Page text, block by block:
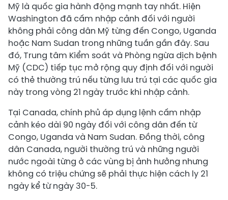
Mỹ là quốc gia hành động mạnh tay nhất. Hiện
Washington đã cấm nhập cảnh đối với người
không phải công dân Mỹ từng đến Congo, Uganda
hoặc Nam Sudan trong những tuần gần đây. Sau
đó, Trung tâm Kiểm soát và Phòng ngừa dịch bệnh
Mỹ (CDC) tiếp tục mở rộng quy định đối với người
có thẻ thường trú nếu từng lưu trú tại các quốc gia
này trong vòng 21 ngày trước khi nhập cảnh.
Tại Canada, chính phủ áp dụng lệnh cấm nhập
cảnh kéo dài 90 ngày đối với công dân đến từ
Congo, Uganda và Nam Sudan. Đồng thời, công
dân Canada, người thường trú và những người
nước ngoài từng ở các vùng bị ảnh hưởng nhưng
không có triệu chứng sẽ phải thực hiện cách ly 21
ngày kể từ ngày 30-5.